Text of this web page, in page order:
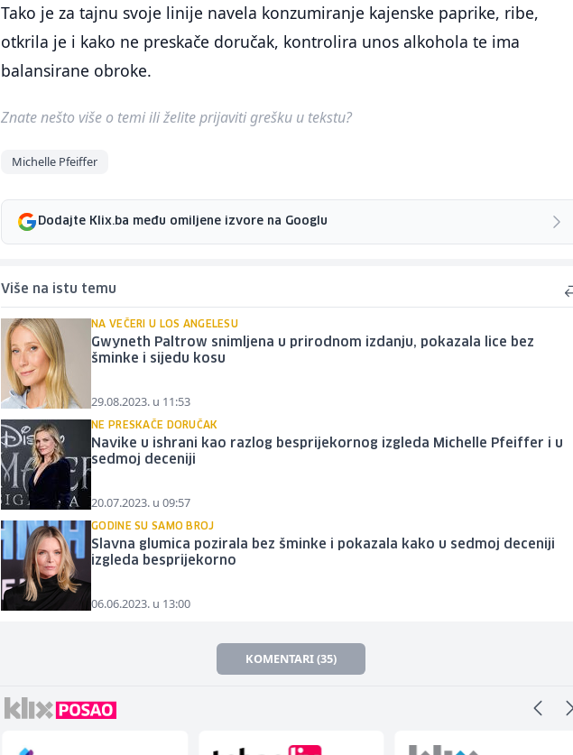
Tako je za tajnu svoje linije navela konzumiranje kajenske paprike, ribe,
otkrila je i kako ne preskače doručak, kontrolira unos alkohola te ima
balansirane obroke.
Znate nešto više o temi ili želite prijaviti grešku u tekstu?
Michelle Pfeiffer
Dodajte Klix.ba među omiljene izvore na Googlu
Više na istu temu
NA VEČERI U LOS ANGELESU
Gwyneth Paltrow snimljena u prirodnom izdanju, pokazala lice bez
šminke i sijedu kosu
29.08.2023. u 11:53
NE PRESKAČE DORUČAK
Navike u ishrani kao razlog besprijekornog izgleda Michelle Pfeiffer i u
sedmoj deceniji
20.07.2023. u 09:57
GODINE SU SAMO BROJ
Slavna glumica pozirala bez šminke i pokazala kako u sedmoj deceniji
izgleda besprijekorno
06.06.2023. u 13:00
KOMENTARI (35)